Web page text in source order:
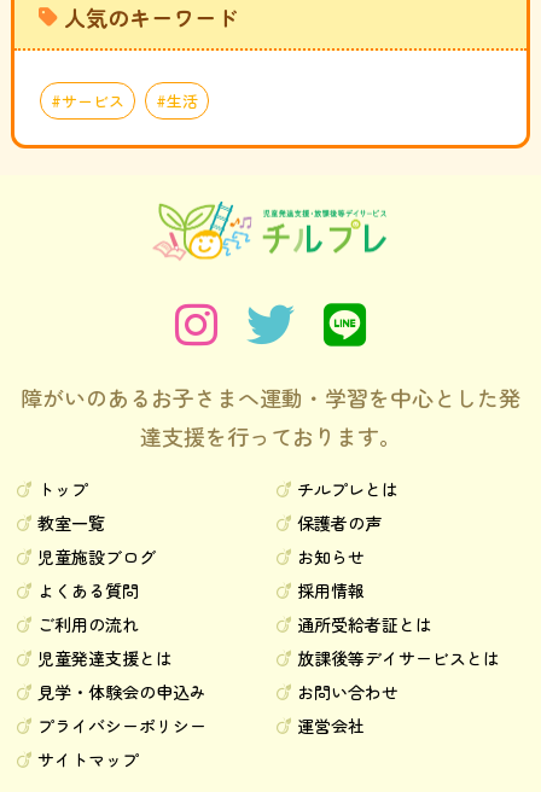
人気のキーワード
サービス 生活
障がいのあるお子さまへ運動・学習を中心とした発
達支援を行っております。
トップ
チルプレとは
教室一覧
保護者の声
児童施設ブログ
お知らせ
よくある質問
採用情報
ご利用の流れ
通所受給者証とは
児童発達支援とは
放課後等デイサービスとは
見学・体験会の申込み
お問い合わせ
プライバシーポリシー
運営会社
サイトマップ